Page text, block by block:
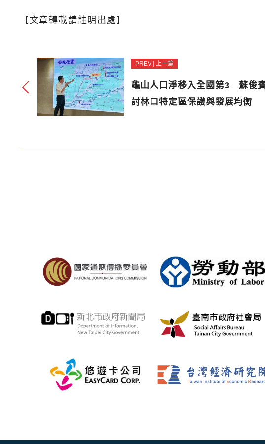
【文章轉載請註明出處】
PREV | 上一篇
龜山人口淨移入全國第3 蘇俊
討林口特定區保護與發展均衡